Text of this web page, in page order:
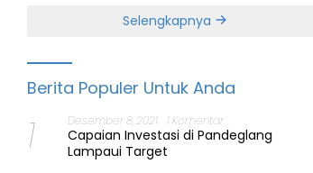
Selengkapnya
Berita Populer Untuk Anda
1 Desember 8, 2021 1 Komentar
Capaian Investasi di Pandeglang
Lampaui Target